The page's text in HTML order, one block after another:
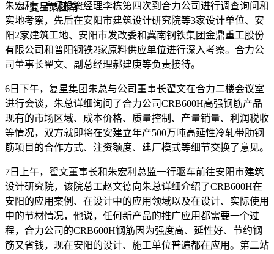
复星集团南…
朱宏利、高级投资经理李栋第四次到合力公司进行调查询问和
实地考察，先后在安阳市建筑设计研究院等3家设计单位、安
阳2家建筑工地、安阳市发改委和冀南钢铁集团金鼎重工股份
有限公司和普阳钢铁2家原料供应单位进行深入考察。合力公
司董事长翟文、副总经理郝建庚等负责接待。
6日下午，复星集团朱总与公司董事长翟文在合力二楼会议室
进行会谈，朱总详细询问了合力公司CRB600H高强钢筋产品
现有的市场区域、成本价格、质量控制、产量销量、利润税收
等情况，双方就即将在安建立年产500万吨高延性冷轧带肋钢
筋项目的合作方式、注资额度、建厂模式等细节交换了意见。
7日上午，翟文董事长和朱宏利总监一行驱车前往安阳市建筑
设计研究院，该院总工赵文德向朱总详细介绍了CRB600H在
安阳的应用案例、在设计中的应用领域以及在设计、实际使用
中的节材情况，他说，任何新产品的推广应用都需要一个过
程，合力公司的CRB600H钢筋因为强度高、延性好、节约钢
筋又省钱，现在安阳的设计、施工单位普遍都在应用。第二站